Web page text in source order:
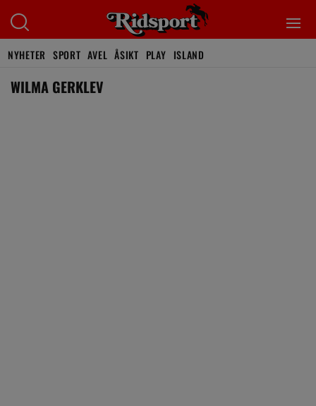
NYHETER SPORT AVEL ÅSIKT PLAY ISLAND
WILMA GERKLEV